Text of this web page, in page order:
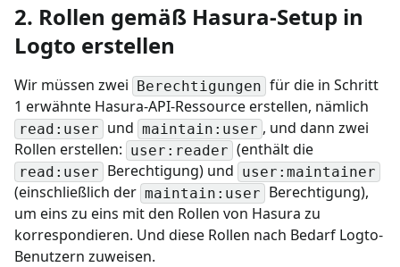
2. Rollen gemäß Hasura-Setup in
Logto erstellen
Wir müssen zwei Berechtigungen für die in Schritt
1 erwähnte Hasura-API-Ressource erstellen, nämlich
read:user und maintain:user , und dann zwei
Rollen erstellen: user:reader (enthält die
read:user Berechtigung) und user:maintainer
(einschließlich der maintain:user Berechtigung),
um eins zu eins mit den Rollen von Hasura zu
korrespondieren. Und diese Rollen nach Bedarf Logto-
Benutzern zuweisen.